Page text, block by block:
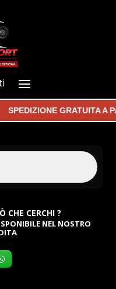
GRATUITA A
CHE CERCHI ?
NEL NOSTRO